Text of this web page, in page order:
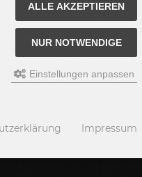
Ausgewählte Blackboxx-
Übersicht Gewerbenachweise
Hinweise für Endkunden
ALLE AKZEPTIEREN
NUR NOTWENDIGE
Einstellungen anpassen
Impressum